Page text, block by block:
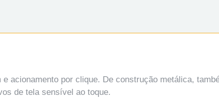
acionamento por clique. De construção metálica,
de tela sensível ao toque.